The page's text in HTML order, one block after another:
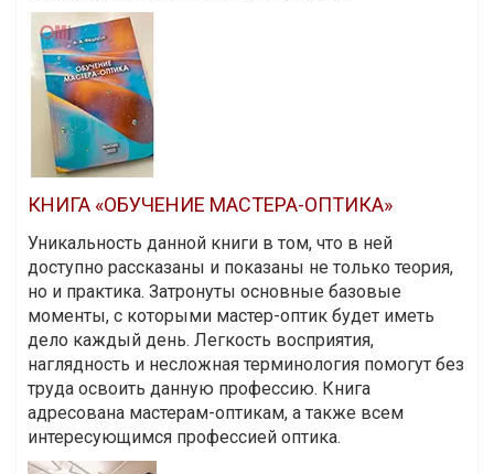
КНИГА «ОБУЧЕНИЕ МАСТЕРА-ОПТИКА»
Уникальность данной книги в том, что в ней
доступно рассказаны и показаны не только теория,
но и практика. Затронуты основные базовые
моменты, с которыми мастер-оптик будет иметь
дело каждый день. Легкость восприятия,
наглядность и несложная терминология помогут без
труда освоить данную профессию. Книга
адресована мастерам-оптикам, а также всем
интересующимся профессией оптика.